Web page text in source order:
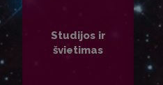
Studijos ir
švietimas